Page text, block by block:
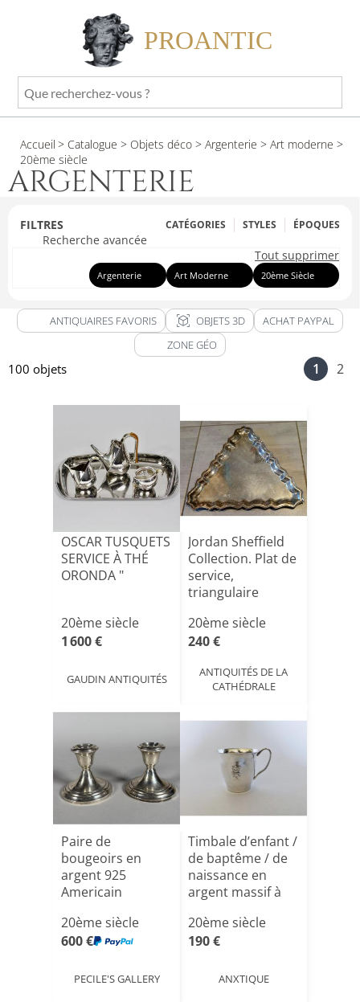
PROANTIC
Que
recherchez-
?
Accueil > Catalogue > Objets déco > Argenterie > Art moderne >
20ème siècle
ARGENTERIE
FILTRES CATÉGORIES STYLES ÉPOQUES
Recherche avancée
Tout supprimer
Argenterie Art Moderne 20ème Siècle
ANTIQUAIRES FAVORIS view_in_ar OBJETS 3D
ACHAT PAYPAL
ZONE GÉO
100 objets 1 2
OSCAR TUSQUETS
SERVICE À THÉ
ORONDA "
20ème siècle
1 600 €
GAUDIN ANTIQUITÉS
Jordan Sheffield
Collection. Plat de
service,
triangulaire
20ème siècle
240 €
ANTIQUITÉS DE LA
CATHÉDRALE
Paire de
bougeoirs en
argent 925
Americain
20ème siècle
600 €
PECILE'S GALLERY
Timbale d’enfant /
de baptême / de
naissance en
argent massif à
20ème siècle
190 €
ANXTIQUE